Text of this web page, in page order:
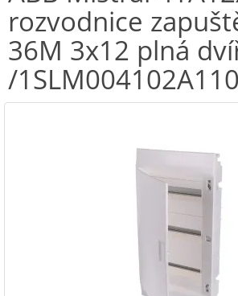
rozvodnice
36M 3x12 plná
/